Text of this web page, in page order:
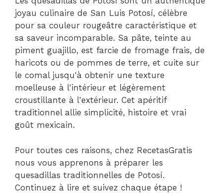
joyau culinaire de San Luis Potosí, célèbre
pour sa couleur rougeâtre caractéristique et
sa saveur incomparable. Sa pâte, teinte au
piment guajillo, est farcie de fromage frais, de
haricots ou de pommes de terre, et cuite sur
le comal jusqu'à obtenir une texture
moelleuse à l'intérieur et légèrement
croustillante à l'extérieur. Cet apéritif
traditionnel allie simplicité, histoire et vrai
goût mexicain.
Pour toutes ces raisons, chez RecetasGratis
nous vous apprenons à préparer les
quesadillas traditionnelles de Potosí.
Continuez à lire et suivez chaque étape !